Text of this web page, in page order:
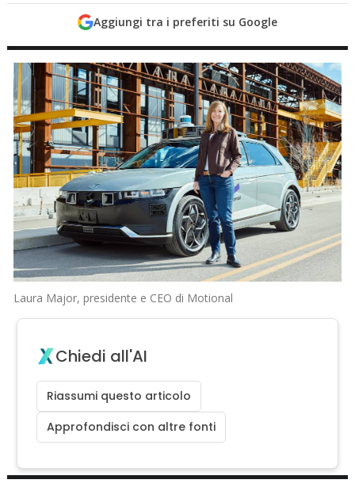
Aggiungi tra i preferiti su Google
Laura Major, presidente e CEO di Motional
Chiedi all'AI
Riassumi questo articolo
Approfondisci con altre fonti